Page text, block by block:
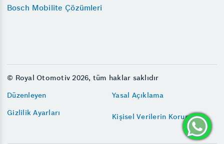
Bosch Mobilite Çözümleri
© Royal Otomotiv 2026, tüm haklar saklıdır
Düzenleyen
Yasal Açıklama
Gizlilik Ayarları
Kişisel Verilerin Korunması